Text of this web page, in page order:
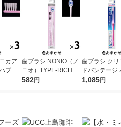
カア
ブラ
クト
歯ブラシ NONIO（ノ
ニオ）TYPE-RICH ふ
つう 1セット（3本）
582円
歯ブラシ クリ
ドバンテージ
シ 4列 超コン
1,085円